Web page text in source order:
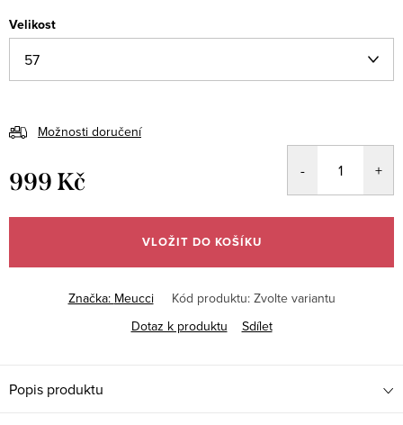
Velikost
Možnosti doručení
999 Kč
cena:
VLOŽIT DO KOŠÍKU
Značka: Meucci Kód produktu: Zvolte variantu
Dotaz k produktu
Sdílet
Popis produktu